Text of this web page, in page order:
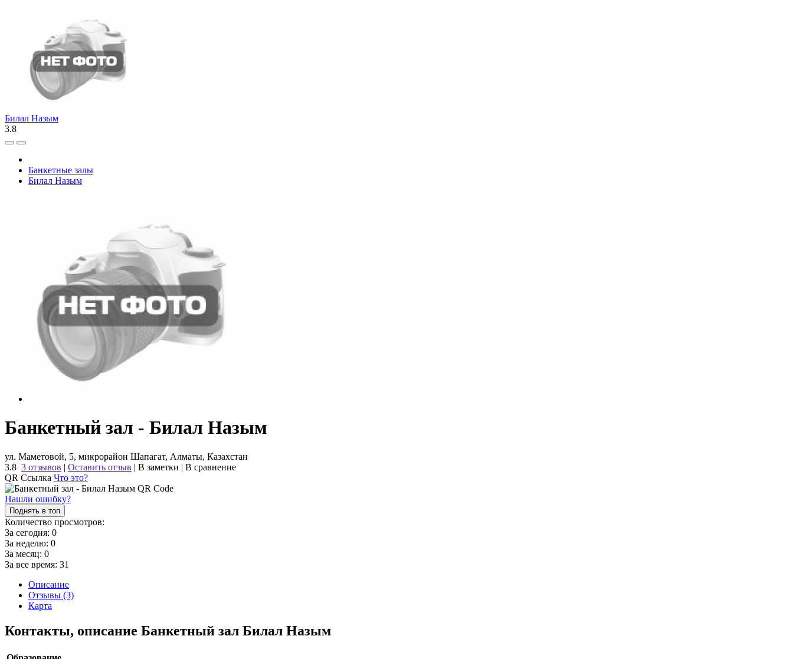
Билал Назым
3.8
Банкетные залы
Билал Назым
Банкетный зал - Билал Назым
ул. Маметовой, 5, микрорайон Шапагат, Алматы, Казахстан
3.8 3 отзывов | Оставить отзыв | В заметки | В сравнение
QR Ссылка Что это?
Нашли ошибку?
Поднять в топ
Количество просмотров:
За сегодня: 0
За неделю: 0
За месяц: 0
За все время: 31
Описание
Отзывы (3)
Карта
Контакты, описание Банкетный зал Билал Назым